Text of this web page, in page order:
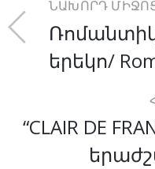
ՆԱԽՈՐԴ
երեկո/
“CLAIR DE